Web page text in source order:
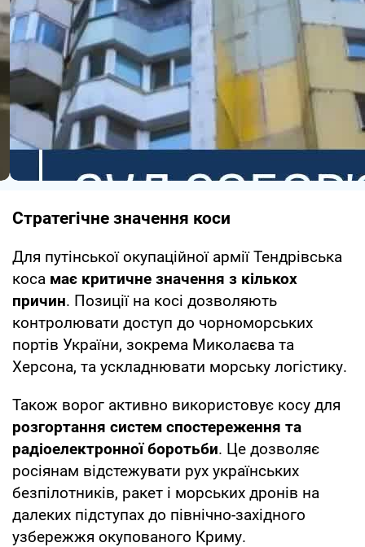
Стратегічне значення коси
Для путінської окупаційної армії Тендрівська
коса має критичне значення з кількох
причин. Позиції на косі дозволяють
контролювати доступ до чорноморських
портів України, зокрема Миколаєва та
Херсона, та ускладнювати морську логістику.
Також ворог активно використовує косу для
розгортання систем спостереження та
радіоелектронної боротьби. Це дозволяє
росіянам відстежувати рух українських
безпілотників, ракет і морських дронів на
далеких підступах до північно-західного
узбережжя окупованого Криму.